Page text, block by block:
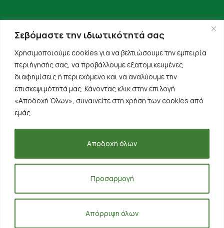
Σεβόμαστε την ιδιωτικότητά σας
Χρησιμοποιούμε cookies για να βελτιώσουμε την εμπειρία
περιήγησής σας, να προβάλλουμε εξατομικευμένες
διαφημίσεις ή περιεχόμενο και να αναλύουμε την
επισκεψιμότητά μας. Κάνοντας κλικ στην επιλογή
«Αποδοχή Όλων», συναινείτε στη χρήση των cookies από
εμάς.
Προσαρμογή
Απόρριψη όλων
Αποδοχή όλων
Όροι Χρήσης
Πολιτική Απορρήτου
Δήλωση Υπαναχώρησης
Copyright © 2023 Animalis, All Rights Reserved.
Inspire Web